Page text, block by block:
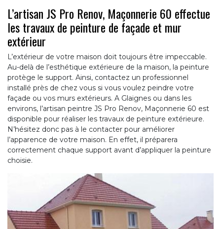
L’artisan JS Pro Renov, Maçonnerie 60 effectue
les travaux de peinture de façade et mur
extérieur
L’extérieur de votre maison doit toujours être impeccable.
Au-delà de l’esthétique extérieure de la maison, la peinture
protège le support. Ainsi, contactez un professionnel
installé près de chez vous si vous voulez peindre votre
façade ou vos murs extérieurs. A Glaignes ou dans les
environs, l’artisan peintre JS Pro Renov, Maçonnerie 60 est
disponible pour réaliser les travaux de peinture extérieure.
N’hésitez donc pas à le contacter pour améliorer
l’apparence de votre maison. En effet, il préparera
correctement chaque support avant d’appliquer la peinture
choisie.